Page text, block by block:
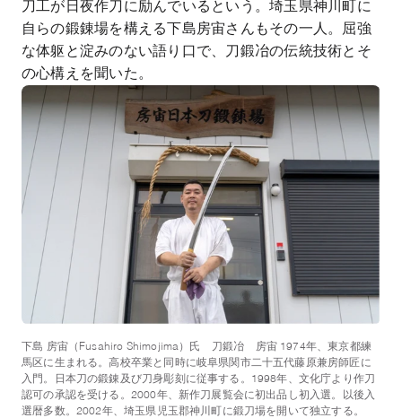
刀工が日夜作刀に励んでいるという。埼玉県神川町に
自らの鍛錬場を構える下島房宙さんもその一人。屈強
な体躯と淀みのない語り口で、刀鍛冶の伝統技術とそ
の心構えを聞いた。
下島 房宙（Fusahiro Shimojima）氏 刀鍛冶 房宙 1974年、東京都練
馬区に生まれる。高校卒業と同時に岐阜県関市二十五代藤原兼房師匠に
入門。日本刀の鍛錬及び刀身彫刻に従事する。1998年、文化庁より作刀
認可の承認を受ける。2000年、新作刀展覧会に初出品し初入選。以後入
選暦多数。2002年、埼玉県児玉郡神川町に鍛刀場を開いて独立する。